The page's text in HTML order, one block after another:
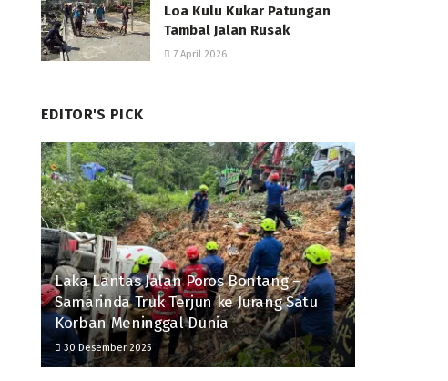
Loa Kulu Kukar Patungan
Tambal Jalan Rusak
7 April 2026
EDITOR'S PICK
Laka Lantas Jalan Poros Bontang –
Samarinda Truk Terjun ke Jurang Satu
Korban Meninggal Dunia
30 Desember 2025